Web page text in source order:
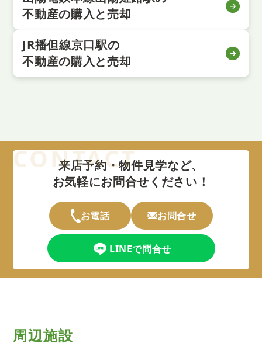
不動産の購入と売却
JR播但線京口駅の
不動産の購入と売却
来店予約・物件見学など、
お気軽にお問合せください！
お電話 お問合せ
LINEで問合せ
周辺施設